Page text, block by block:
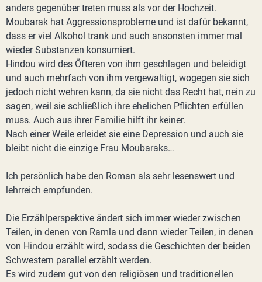
anders gegenüber treten muss als vor der Hochzeit.
Moubarak hat Aggressionsprobleme und ist dafür bekannt,
dass er viel Alkohol trank und auch ansonsten immer mal
wieder Substanzen konsumiert.
Hindou wird des Öfteren von ihm geschlagen und beleidigt
und auch mehrfach von ihm vergewaltigt, wogegen sie sich
jedoch nicht wehren kann, da sie nicht das Recht hat, nein zu
sagen, weil sie schließlich ihre ehelichen Pflichten erfüllen
muss. Auch aus ihrer Familie hilft ihr keiner.
Nach einer Weile erleidet sie eine Depression und auch sie
bleibt nicht die einzige Frau Moubaraks…
Ich persönlich habe den Roman als sehr lesenswert und
lehrreich empfunden.
Die Erzählperspektive ändert sich immer wieder zwischen
Teilen, in denen von Ramla und dann wieder Teilen, in denen
von Hindou erzählt wird, sodass die Geschichten der beiden
Schwestern parallel erzählt werden.
Es wird zudem gut von den religiösen und traditionellen